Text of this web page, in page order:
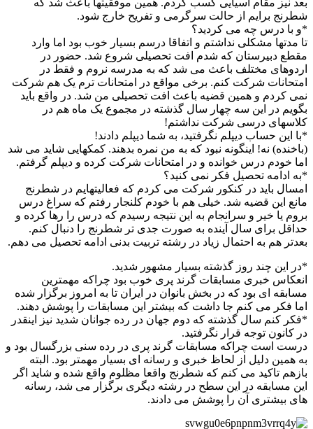
شطرنج برایم از حالت سرگرمی و تفریح خارج شود.
*و با درس چه می کردید؟
تا مدتها مشکلی نداشتم و اتفاقا درسم بسیار خوب بود اما وارد
مقطع دبیرستان که شدم افت تحصیلی شروع شد. حضور در
اردوهای مختلف باعث می شد که به مدرسه نروم و فقط در
امتحانات شرکت کنم. برخی مواقع در امتحانات ترم یک هم شرکت
نمی کردم و همین قضیه باعث افت تحصیلی من شد. در واقع باید
بگویم در این سه چهار سال گذشته در مجموع یک ماه هم در
کلاسهای درسی شرکت نداشتم!
*با این حساب دیپلم نگرفتید، به شما دیپلم دادند!
(باخنده) نه! اینگونه نبود که به من نمره بدهند. کمکهایی شاید می شد
اما خودم درس خوانده و در امتحانات شرکت کرده و دیپلم گرفتم.
*به ادامه تحصیل فکر نمی کنید؟
امسال باید در کنکور شرکت می کردم که فعالیتهایم در شطرنج
مانع این قضیه شد. خیلی هم با خودم کلنجار رفتم که سراغ درس
بروم یا خیر و سرانجام به این نتیجه رسیدم که درس را رها کرده و
حداقل برای سال آینده به صورت جدی تر شطرنج را دنبال کنم.
بعدتر هم به احتمال زیاد در رشته تربیت بدنی ادامه تحصیل می دهم.
*در این چند روز گذشته بسیار مشهور شدید.
انعکاس خبری مسابقات گرند پری خوب بود چراکه مهمترین
مسابقه ای بود که در بخش بانوان در ایران تا به امروز برگزار شده
اما فکر می کنم جا داشت که بیشتر این مسابقات را پوشش دهند.
*فکر کنم سال گذشته که دوم جهان در رده جوانان شدید نیز اینقدر
در کانون توجه قرار نگرفتید.
درست است چراکه مسابقات گرند پری در رده سنی بزرگسال بود و
به همین دلیل از لحاظ خبری و رسانه ای بسیار مهمتر بود. البته
بازهم تاکید می کنم که شطرنج واقعا مظلوم واقع شده و شاید اگر
این مسابقه در این سطح در رشته دیگری برگزار می شد، رسانه
های بیشتری آن را پوشش می دادند.